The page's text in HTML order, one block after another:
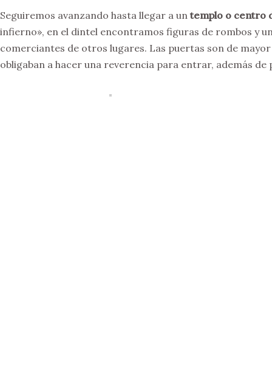
Seguiremos avanzando hasta llegar a un templo o centro
infierno», en el dintel encontramos figuras de rombos y
comerciantes de otros lugares. Las puertas son de
obligaban a hacer una reverencia para entrar, además de